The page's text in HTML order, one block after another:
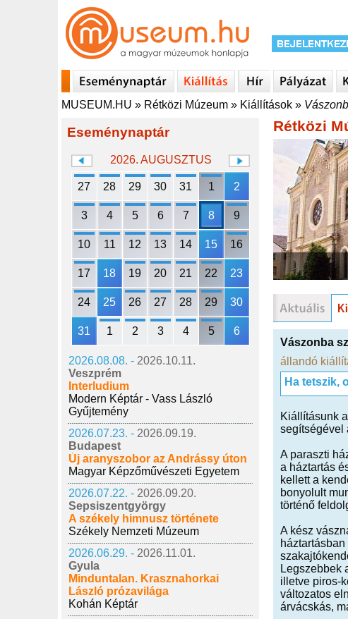
MUSEUM.HU » Rétközi Múzeum » Kiállítások »
Eseménynaptár
2026. AUGUSZTUS
27 28 29 30 31 1 2
3 4 5 6 7 8 9
10 11 12 13 14 15 16
17 18 19 20 21 22 23
24 25 26 27 28 29 30
31 1 2 3 4 5 6
2026.08.08. - 2026.10.11.
Veszprém
Interludium
Modern Képtár - Vass László
Gyűjtemény
2026.07.23. - 2026.09.19.
Budapest
Új aranyszobor az Andrássy úton
Magyar Képzőművészeti Egyetem
2026.07.22. - 2026.09.20.
Sepsiszentgyörgy
A székely himnusz története
Székely Nemzeti Múzeum
2026.06.29. - 2026.11.01.
Gyula
Minduntalan. Krasznahorkai
László prózavilága
Kohán Képtár
Rétközi
Vászonba
állandó
Ha tetszik,
Kiállításunk
segítségével
A paraszti
a háztartás
kellett a
bonyolult
történő
A kész
Legszebbek
illetve piros-
változatos
árvácskás,